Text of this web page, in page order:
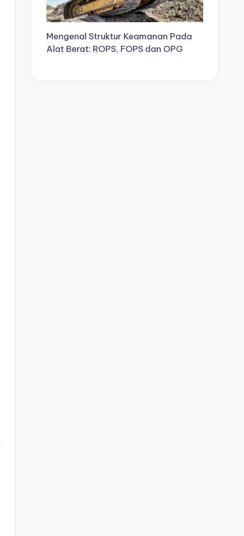
Mengenal Struktur Keamanan Pada
Alat Berat: ROPS, FOPS dan OPG